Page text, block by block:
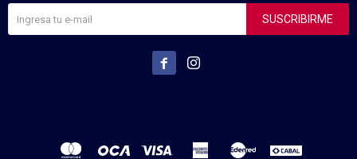
SUSCRIBIRME
 